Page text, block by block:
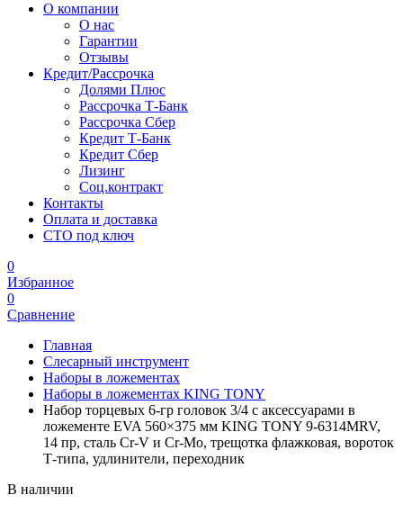
О компании
О нас
Гарантии
Отзывы
Кредит/Рассрочка
Долями Плюс
Рассрочка Т-Банк
Рассрочка Сбер
Кредит Т-Банк
Кредит Сбер
Лизинг
Соц.контракт
Контакты
Оплата и доставка
СТО под ключ
0
Избранное
0
Сравнение
Главная
Слесарный инструмент
Наборы в ложементах
Наборы в ложементах KING TONY
Набор торцевых 6-гр головок 3/4 с аксессуарами в
ложементе EVA 560×375 мм KING TONY 9-6314MRV,
14 пр, сталь Cr-V и Cr-Mo, трещотка флажковая, вороток
Т-типа, удлинители, переходник
В наличии